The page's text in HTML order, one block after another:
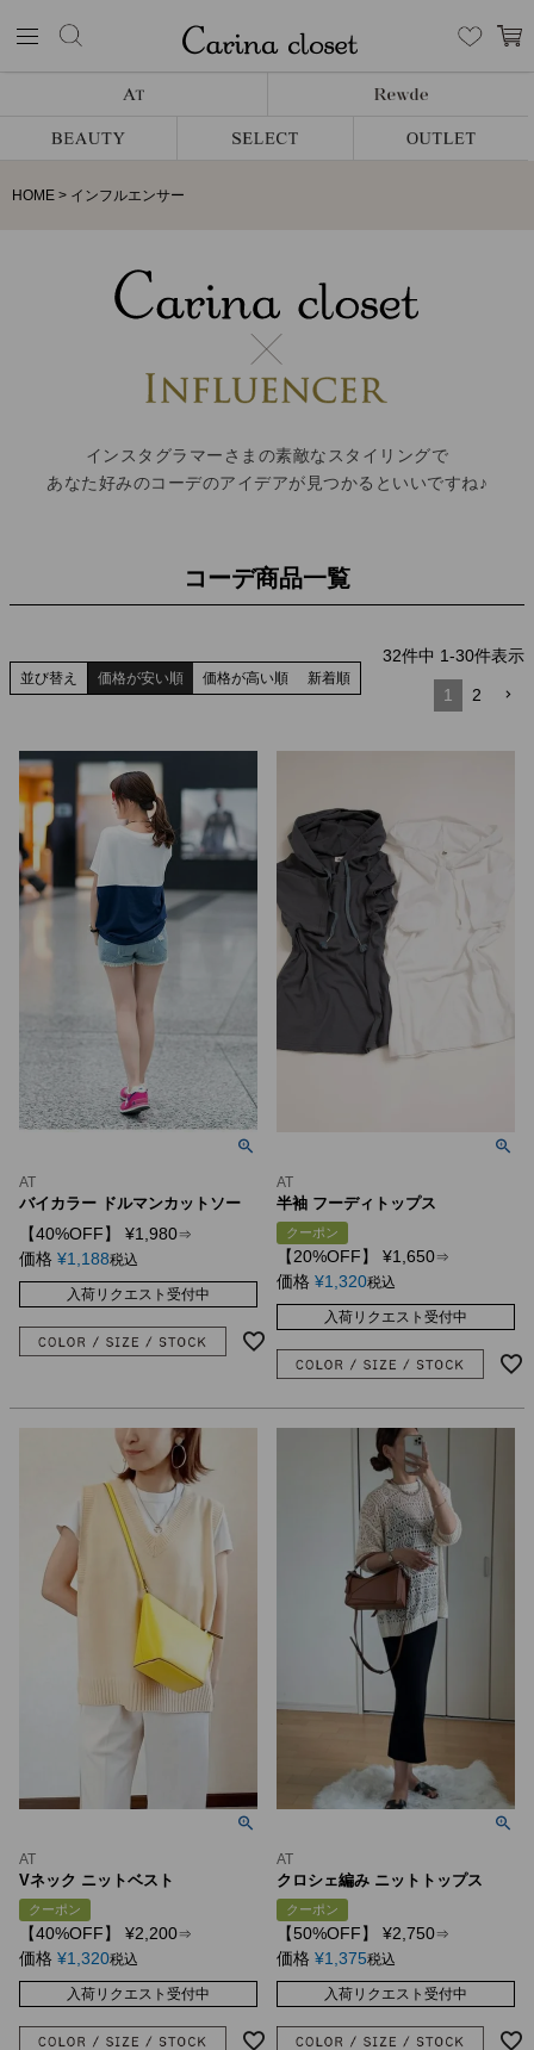
HOME インフルエンサー
インスタグラマーさまの素敵なスタイリングで
あなた好みのコーデのアイデアが見つかるといいですね♪
コーデ商品一覧
並び替え 価格が安い順 価格が高い順 新着順
32件中 1-30件表示
1 2
AT
バイカラー ドルマンカットソー
【40%OFF】 ¥1,980⇒
価格 ¥1,188税込
入荷リクエスト受付中
AT
半袖 フーディトップス
クーポン
【20%OFF】 ¥1,650⇒
価格 ¥1,320税込
入荷リクエスト受付中
AT
Vネック ニットベスト
クーポン
【40%OFF】 ¥2,200⇒
価格 ¥1,320税込
入荷リクエスト受付中
AT
クロシェ編み ニットトップス
クーポン
【50%OFF】 ¥2,750⇒
価格 ¥1,375税込
入荷リクエスト受付中